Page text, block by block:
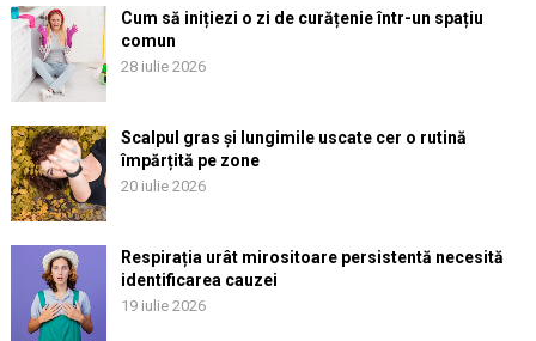
Cum să inițiezi o zi de curățenie într-un spațiu
comun
28 iulie 2026
Scalpul gras și lungimile uscate cer o rutină
împărțită pe zone
20 iulie 2026
Respirația urât mirositoare persistentă necesită
identificarea cauzei
19 iulie 2026